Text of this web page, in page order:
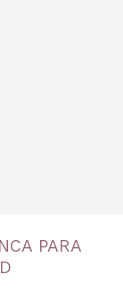
16 años
PARA